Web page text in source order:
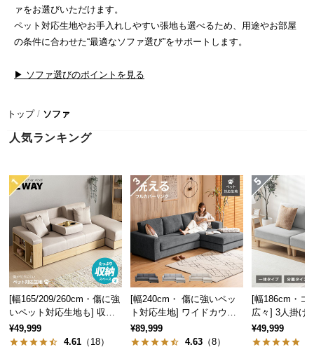
テ
一
覧
人
イ
テ
ム
ラ
ァをお選びいただけます。
ペット対応生地やお手入れしやすい張地も選べるため、用途やお部屋
の条件に合わせた“最適なソファ選び”をサポートします。
▶ ソファ選びのポイントを見る
トップ ソファ
人気ランキング
[幅165/209/260cm・傷に強
いペット対応生地も] 収納
付き3人掛け多機能ソファ
¥49,999
4.61 （18）
[幅240cm・ 傷に強いペッ
ト対応生地] ワイドカウチ
ソファ ロースタイル
¥89,999
4.63（8）
[幅186cm・コ
広々] 3人掛け
リクライニン
ーム 北欧
¥49,999